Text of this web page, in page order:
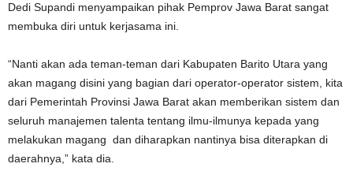
Dedi Supandi menyampaikan pihak Pemprov Jawa Barat sangat
membuka diri untuk kerjasama ini.
“Nanti akan ada teman-teman dari Kabupaten Barito Utara yang
akan magang disini yang bagian dari operator-operator sistem, kita
dari Pemerintah Provinsi Jawa Barat akan memberikan sistem dan
seluruh manajemen talenta tentang ilmu-ilmunya kepada yang
melakukan magang dan diharapkan nantinya bisa diterapkan di
daerahnya,” kata dia.